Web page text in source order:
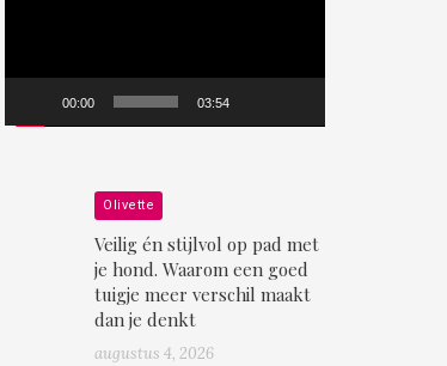
00:00 03:54
Olivette
Veilig én stijlvol op pad met
je hond. Waarom een goed
tuigje meer verschil maakt
dan je denkt
augustus 4, 2026